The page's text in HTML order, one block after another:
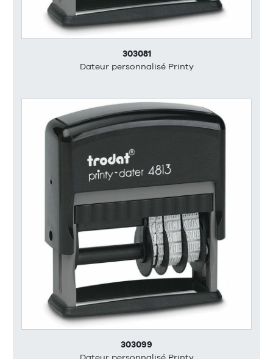
303081
Dateur personnalisé Printy
303099
Dateur personnalisé Printy